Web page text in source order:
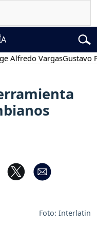
VargasGustavo Petro
Foto: Interlatin